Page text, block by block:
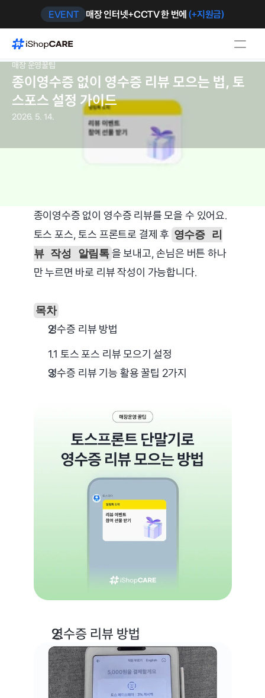
EVENT 매장 인터넷+CCTV 한 번에 (+지원금)
매장 운영꿀팁
종이영수증 없이 영수증 리뷰 모으는 법, 토
스포스 설정 가이드
2026. 5. 14.
종이영수증 없이 영수증 리뷰를 모을 수 있어요.
토스 포스, 토스 프론트로 결제 후 영수증 리
뷰 작성 알림톡을 보내고, 손님은 버튼 하나
만 누르면 바로 리뷰 작성이 가능합니다.
목차
영수증 리뷰 방법
1.1 토스 포스 리뷰 모으기 설정
영수증 리뷰 기능 활용 꿀팁 2가지
영수증 리뷰 방법